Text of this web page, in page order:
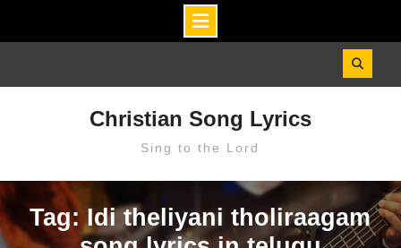
Christian Song Lyrics
Sing to the Lord
Tag: Idi theliyani tholiraagam